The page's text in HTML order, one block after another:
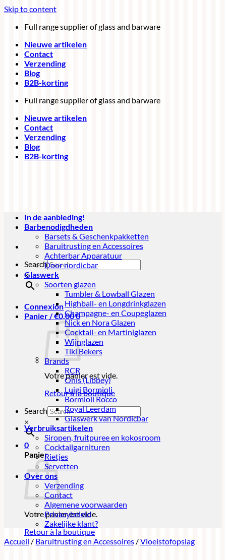
Skip to content
Full range supplier of glass and barware
Nieuwe artikelen
Contact
Verzending
Blog
B2B-korting
Full range supplier of glass and barware
Nieuwe artikelen
Contact
Verzending
Blog
B2B-korting
Search
×
Connexion
Panier /€0,000
Votre panier est vide.
Retour à la boutique
Search
×
0
Panier
Votre panier est vide.
Retour à la boutique
In de aanbieding!
Barbenodigdheden
Barsets & Geschenkpakketten
Baruitrusting en Accessoires
Achterbar Apparatuur
Door nordicbar
Glaswerk
Soorten glazen
Tumbler & Lowball Glazen
Highball- en Longdrinkglazen
Champagne- en Coupeglazen
Nick en Nora Glazen
Cocktail- en Martiniglazen
Wijnglazen
Tiki Bekers
Brands
RCR
Onis (Libbey)
Luigi Bormioli
Bormioli Rocco
Royal Leerdam
Glaswerk van Nordicbar
Verbruiksartikelen
Siropen, fruitpuree en kokosroom
Cocktailgarnituren
Rietjes
Servetten
Over ons
Verzending
Contact
Algemene voorwaarden
Privacybeleid
Zakelijke klant?
Accueil / Baruitrusting en Accessoires /Vloeistofopslag